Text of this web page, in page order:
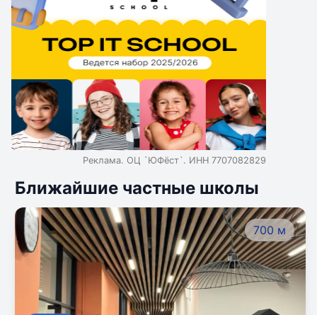
Реклама. ОЦ `ЮФёст`. ИНН 7707082829
Ближайшие частные школы
700 м